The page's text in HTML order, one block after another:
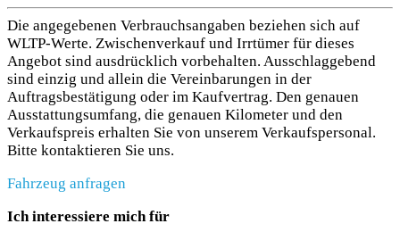
Die angegebenen Verbrauchsangaben beziehen sich auf
WLTP-Werte. Zwischenverkauf und Irrtümer für dieses
Angebot sind ausdrücklich vorbehalten. Ausschlaggebend
sind einzig und allein die Vereinbarungen in der
Auftragsbestätigung oder im Kaufvertrag. Den genauen
Ausstattungsumfang, die genauen Kilometer und den
Verkaufspreis erhalten Sie von unserem Verkaufspersonal.
Bitte kontaktieren Sie uns.
Fahrzeug anfragen
Ich interessiere mich für